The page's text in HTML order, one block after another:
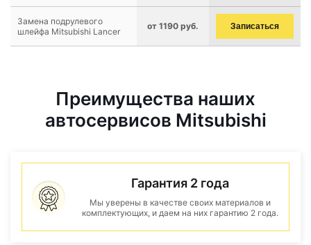
Замена подрулевого
шлейфа Mitsubishi Lancer
от 1190 руб. Записаться
Преимущества наших
автосервисов Mitsubishi
Гарантия 2 года
Мы уверены в качестве своих материалов и
комплектующих, и даем на них гарантию 2 года.